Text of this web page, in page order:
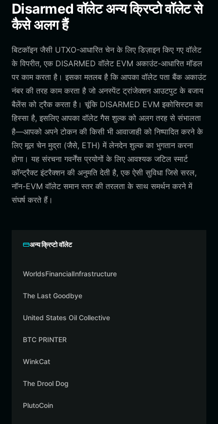
Disarmed वॉलेट अन्य क्रिप्टो वॉलेट से
कैसे अलग हैं
बिटकॉइन जैसी UTXO-आधारित चेन के लिए डिज़ाइन किए गए वॉलेट
के विपरीत, एक DISARMED वॉलेट EVM अकाउंट-आधारित मॉडल
पर काम करता है। इसका मतलब है कि आपका वॉलेट पता बैंक अकाउंट
नंबर की तरह काम करता है जो अनस्पेंट ट्रांजेक्शन आउटपुट के बजाय
बैलेंस को ट्रैक करता है। चूंकि DISARMED EVM इकोसिस्टम का
हिस्सा है, इसलिए आपका वॉलेट गैस शुल्क को अलग तरह से संभालता
है—आपको अपने टोकन की किसी भी आवाजाही को निष्पादित करने के
लिए मूल चेन मुद्रा (जैसे, ETH) में लेनदेन शुल्क का भुगतान करना
होगा। यह संरचना गवर्नेंस प्रयोगों के लिए आवश्यक जटिल स्मार्ट
कॉन्ट्रैक्ट इंटरैक्शन की अनुमति देती है, एक ऐसी सुविधा जिसे सरल,
नॉन-EVM वॉलेट समान स्तर की तरलता के साथ समर्थन करने में
संघर्ष करते हैं।
अन्य क्रिप्टो वॉलेट
WorldsFinancialInfrastructure
The Last Goodbye
United States Oil Collective
BTC PRINTER
WinkCat
The Drool Dog
PlutoCoin